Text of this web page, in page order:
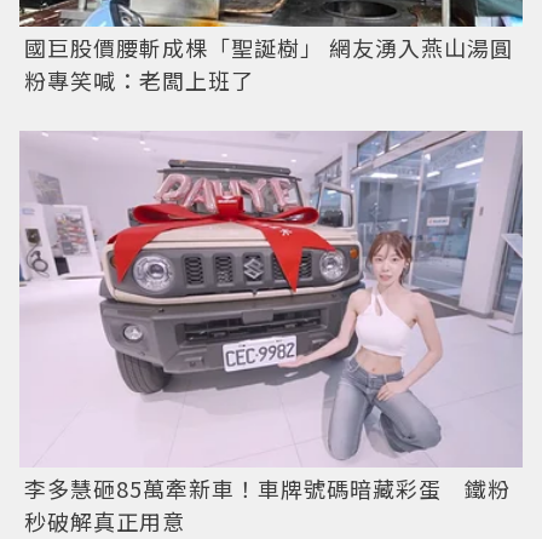
國巨股價腰斬成棵「聖誕樹」 網友湧入燕山湯圓
粉專笑喊：老闆上班了
李多慧砸85萬牽新車！車牌號碼暗藏彩蛋 鐵粉
秒破解真正用意